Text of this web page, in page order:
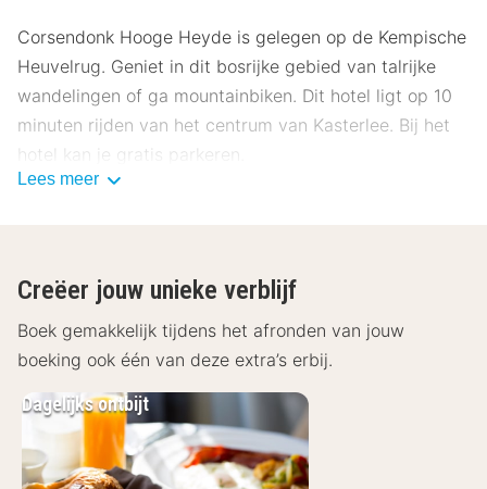
Corsendonk Hooge Heyde is gelegen op de Kempische
Heuvelrug. Geniet in dit bosrijke gebied van talrijke
wandelingen of ga mountainbiken. Dit hotel ligt op 10
minuten rijden van het centrum van Kasterlee. Bij het
hotel kan je gratis parkeren.
Fi, flatscreen televisie, telefoon, kluisje, minibar,
espressomachine en een badkamer met inloopdouche
en/of bad, toilet en haardroger. Begin je dag goed met
een ontbijt in het restaurant van het ontbijtbuffet. Elke
eerste zondag van de maand kun je genieten van de
maandelijkse brunch. Bij mooi weer kan je gezellig op
het terras ontbijten of lunchen. In de avond geniet je in
het à la carte restaurant van traditionele gerechten in
Lees meer
Creëer jouw unieke verblijf
Boek gemakkelijk tijdens het afronden van jouw
boeking ook één van deze extra’s erbij.
Dagelijks ontbijt